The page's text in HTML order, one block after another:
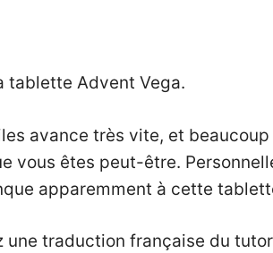
tablette Advent Vega.
avance très vite, et
êtes peut-être.
apparemment à cette
une traduction française du